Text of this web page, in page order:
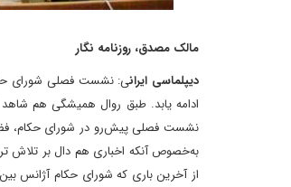
‌مالک مصدق، روزنامه نگار
دیپلماسی ایران
ادامه یابد. طبق روال همیشگی هم شاهد
نشست فصلی پیش‌رو در شورای حکام،
به‌خصوص آنکه اخباری هم دال بر تلاش